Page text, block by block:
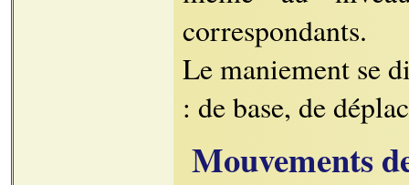
correspondants.
Le maniement se
: de base, de
Mouvements